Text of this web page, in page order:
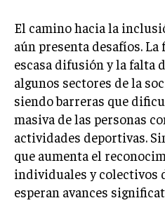
ANALÍTICA
INTELLIGENCE
CIBERSEGURIDAD
ESTRATEGIA
EMPRESAS
GESTIÓN DEL RIESGO
NEGOCIACIÓN Y
DERECHO
El camino hacia la
aún presenta desafíos.
escasa difusión y la falta
algunos sectores de la
siendo barreras que
masiva de las personas
actividades deportivas.
que aumenta el
individuales y colectivos
esperan avances